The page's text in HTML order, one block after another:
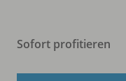
Sofort profitieren